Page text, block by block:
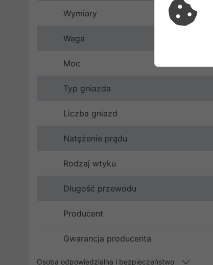
Wymiary
Waga
Moc
Typ gniazda
Liczba gniazd
Natężenie prądu
Rodzaj wtyku
Długość przewodu
Producent
Gwarancja producenta
Osoba odpowiedzialna i bezpieczeństwo